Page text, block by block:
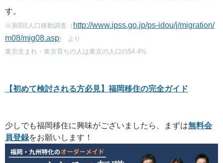
す。
※第8回人口移動調査（ http://www.ipss.go.jp/ps-idou/j/migration/
m08/mig08.asp) より
東京生まれ・東京育ちの人は東京の人口の54.4%
【初めて検討される方必見】福岡移住の完全ガイド
少しでも福岡移住に興味がございましたら、まずは無料会
員登録をお願いします！